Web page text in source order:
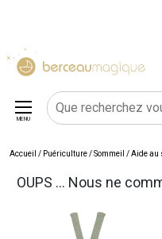
MENU
Accueil / Puériculture/Sommeil /Aide au
OUPS ... Nous ne